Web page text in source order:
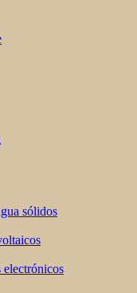
sólidos
electrónicos